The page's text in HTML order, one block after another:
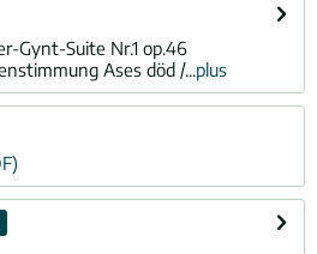
Gynt-Suite Nr.1 op.46
Ases död /...plus